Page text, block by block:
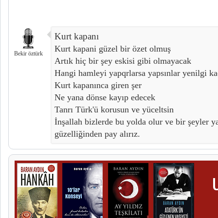
Bekir öztürk
Kurt kapanı
Kurt kapani güzel bir özet olmuş
Artık hiç bir şey eskisi gibi olmayacak
Hangi hamleyi yapqrlarsa yapsınlar yenilgi
Kurt kapanınca giren şer
Ne yana dönse kayıp edecek
Tanrı Türk'ü korusun ve yüceltsin
İnşallah bizlerde bu yolda olur ve bir şeyler
güzelliğinden pay alırız.